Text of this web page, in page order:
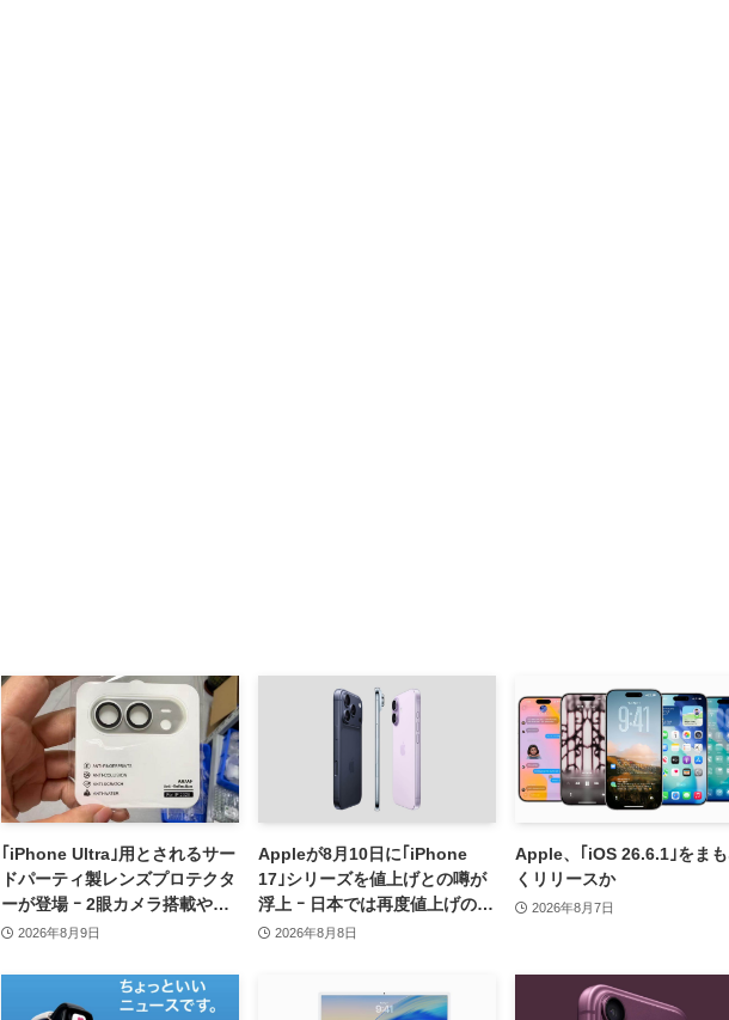
｢iPhone Ultra｣用とされるサー
ドパーティ製レンズプロテクタ
ーが登場 ｰ 2眼カメラ搭載や一
部本体カラーを示唆
2026年8月9日
Appleが8月10日に｢iPhone
17｣シリーズを値上げとの噂が
浮上 ｰ 日本では再度値上げの可
能性も?!
2026年8月8日
Apple、｢iOS 26.6.1｣をま
くリリースか
2026年8月7日